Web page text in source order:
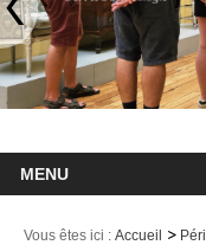
MENU
Vous êtes ici : Accueil